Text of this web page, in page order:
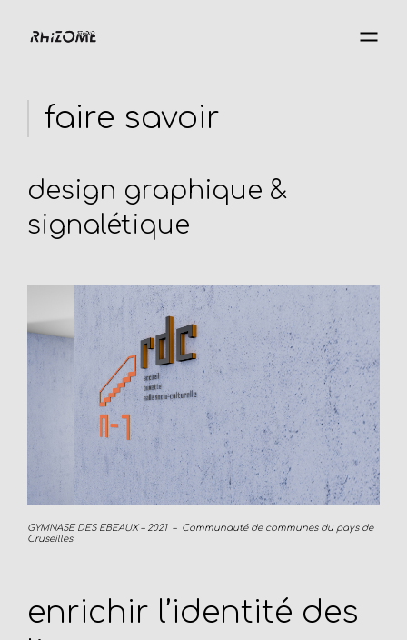
faire savoir
design graphique &
signalétique
GYMNASE DES EBEAUX – 2021 – Communauté de communes du pays de
Cruseilles
enrichir l’identité des